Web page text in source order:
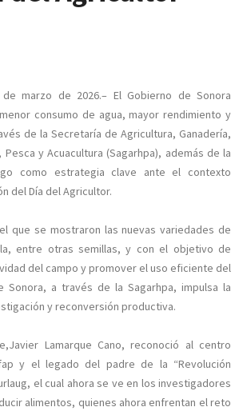
marzo de 2026.– El Gobierno de Sonora
consumo de agua, mayor rendimiento y
de la Secretaría de Agricultura, Ganadería,
y Acuacultura (Sagarhpa), además de la
como estrategia clave ante el contexto
del Día del Agricultor.
que se mostraron las nuevas variedades de
entre otras semillas, y con el objetivo de
del campo y promover el uso eficiente del
Sonora, a través de la Sagarhpa, impulsa la
y reconversión productiva.
Lamarque Cano, reconoció al centro
y el legado del padre de la “Revolución
el cual ahora se ve en los investigadores
alimentos, quienes ahora enfrentan el reto